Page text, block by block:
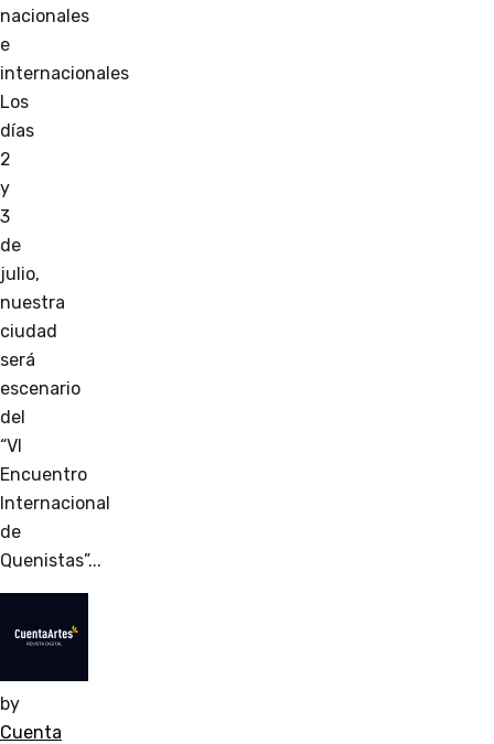
nacionales
e
internacionales
Los
días
2
y
3
de
julio,
nuestra
ciudad
será
escenario
del
“VI
Encuentro
Internacional
de
Quenistas”...
by
Cuenta